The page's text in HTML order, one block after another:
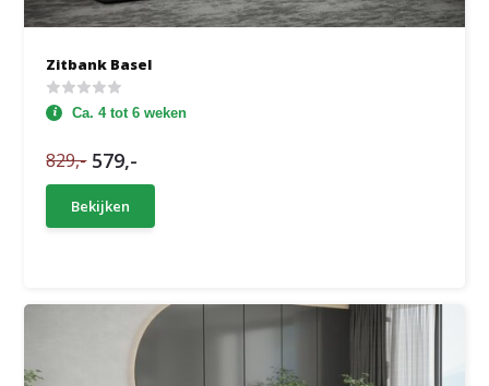
Zitbank Basel
Ca. 4 tot 6 weken
829,- 579,-
Bekijken